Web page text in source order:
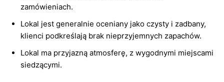
zamówieniach.
Lokal jest generalnie oceniany jako czysty i zadbany,
klienci podkreślają brak nieprzyjemnych zapachów.
Lokal ma przyjazną atmosferę, z wygodnymi miejscami
siedzącymi.